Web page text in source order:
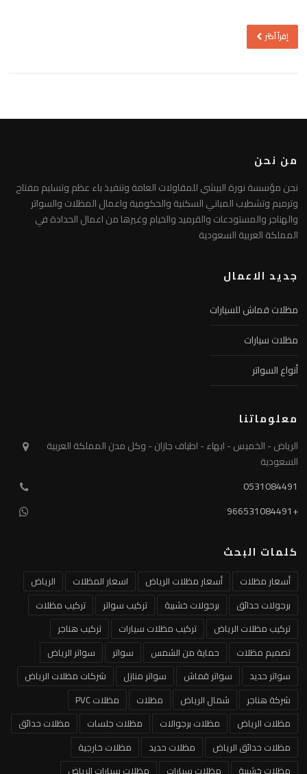
إقرأ أكثر
من نحن
نحن مؤسسة نورة البيشي للمقاولات العامة وتنفيذ باء عظم وتسليم مفتاح
وترميم وتشطيب المباني السكنية والحكومية واعمال المظلات والسواتر
والهناجر والمستودعات والقرميد والخيام وغيرها من اعمال الحدادة في
المملكة العربية السعودية
جديد الاعمال
مظلات قماش للسيارات
مظلات سيارات
أنواع السواتر
معلوماتنا
الرياض - الخميس - ابهاء - اطياف جازان - وكل مدن المملكة العربية
السعودية
0531084491
+966531084491
كلمات البحث
أسعار مظلات أسعار مظلات الرياض اسعار المظلات
الرياض
برجولات حدائق
برجولات خشبية تركيب سواتر
تركيب مظلات
تركيب مظلات الرياض
تركيب مظلات سيارات
تركيب هناجر
تصميم مظلات
حماية من الشمس سواتر
سواتر الرياض
سواتر حديد
سواتر قماش سواتر منازل
شركات مظلات الرياض
شركة هناجر
شمال الرياض مظلات
مظلات PVC
مظلات الرياض
مظلات برجوالات مظلات جلسات
مظلات حدائق
مظلات حدائق الرياض
مظلات حديد
مظلات خارجية
مظلات خشبية
مظلات سيارات مظلات سيارات الرياض